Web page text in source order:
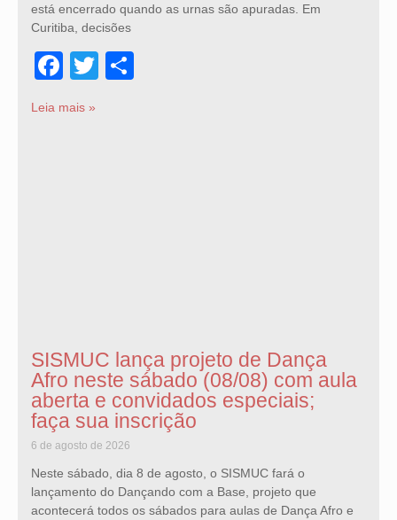
está encerrado quando as urnas são apuradas. Em
Curitiba, decisões
Facebook
Twitter
Leia mais »
SISMUC lança projeto de Dança
Afro neste sábado (08/08) com aula
aberta e convidados especiais;
faça sua inscrição
6 de agosto de 2026
Neste sábado, dia 8 de agosto, o SISMUC fará o
lançamento do Dançando com a Base, projeto que
acontecerá todos os sábados para aulas de Dança Afro e